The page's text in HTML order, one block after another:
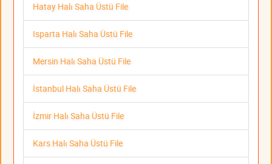
Hatay Halı Saha Üstü File
Isparta Halı Saha Üstü File
Mersin Halı Saha Üstü File
İstanbul Halı Saha Üstü File
İzmir Halı Saha Üstü File
Kars Halı Saha Üstü File